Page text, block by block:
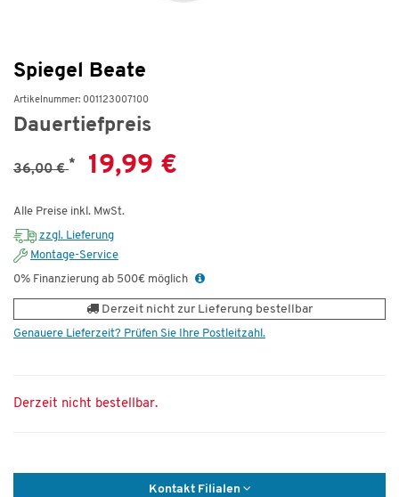
Spiegel Beate
Artikelnummer: 001123007100
Dauertiefpreis
36,00 €* 19,99 €
Alle Preise inkl. MwSt.
zzgl. Lieferung
Montage-Service
0% Finanzierung ab 500€ möglich
Derzeit nicht zur Lieferung bestellbar
Genauere Lieferzeit? Prüfen Sie Ihre Postleitzahl.
Derzeit nicht bestellbar.
Kontakt Filialen